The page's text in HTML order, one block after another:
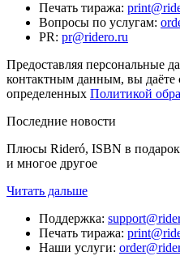
Печать тиража:
Вопросы по услугам:
PR: pr@ridero.ru
Предоставляя персональные
контактным данным, вы даёте
определенных Политикой
Последние новости
Плюсы Rideró, ISBN в
и многое другое
Читать дальше
Поддержка:
Печать тиража:
Наши услуги: